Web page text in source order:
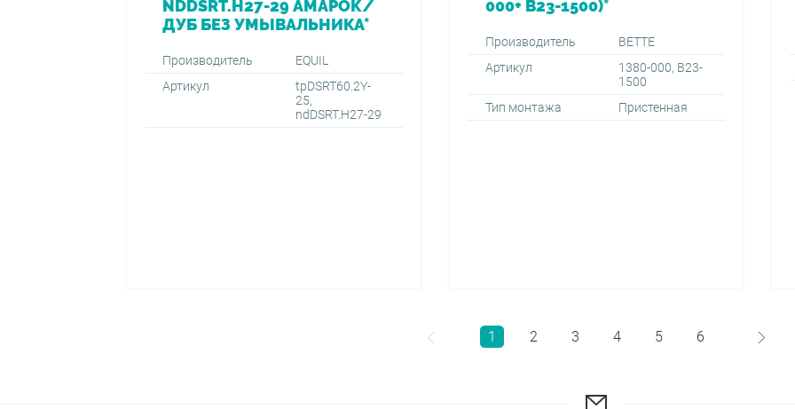
NDDSRT.H27-29 АМАРОК/
ДУБ БЕЗ УМЫВАЛЬНИКА*
Производитель
EQUIL
Артикул
tpDSRT60.2Y-
25,
ndDSRT.H27-29
000+ B23-1500)*
Производитель
BETTE
Артикул
1380-000, B23-
1500
Тип монтажа
Пристенная
1 2 3 4 5 6